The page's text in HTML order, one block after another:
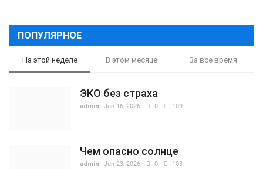
ПОПУЛЯРНОЕ
На этой неделе В этом месяце За все время
ЭКО без страха
admin Jun 16, 2026 0 109
Чем опасно солнце
admin Jun 23, 2026 0 103